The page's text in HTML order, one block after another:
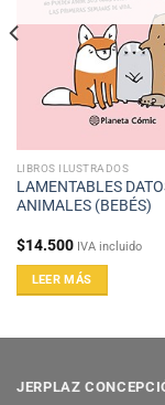
LIBROS ILUSTRADOS
LAMENTABLES
ANIMALES (BEBÉS)
$14.500 IVA incluido
LEER MÁS
JERPLAZ